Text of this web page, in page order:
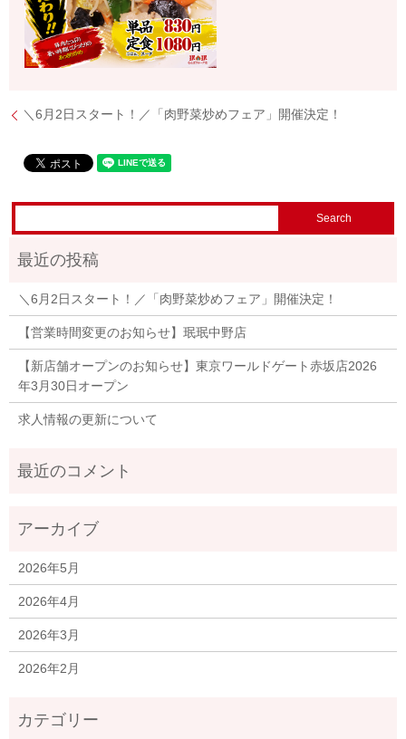
＼6月2日スタート！／「肉野菜炒めフェア」開催決定！
＼6月2日スタート！／「肉野菜炒めフェア」開催決定！
【営業時間変更のお知らせ】珉珉中野店
【新店舗オープンのお知らせ】東京ワールドゲート赤坂店2026
年3月30日オープン
求人情報の更新について
2026年5月
2026年4月
2026年3月
2026年2月